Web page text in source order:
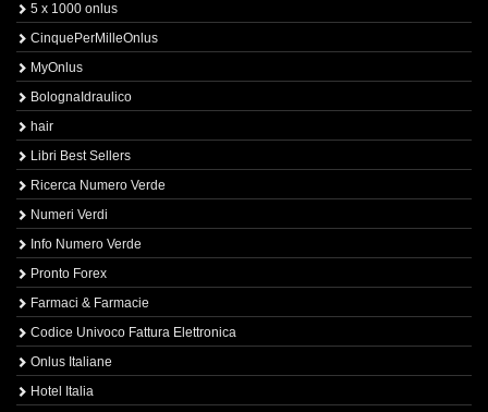
5 x 1000 onlus
CinquePerMilleOnlus
MyOnlus
BolognaIdraulico
hair
Libri Best Sellers
Ricerca Numero Verde
Numeri Verdi
Info Numero Verde
Pronto Forex
Farmaci & Farmacie
Codice Univoco Fattura Elettronica
Onlus Italiane
Hotel Italia